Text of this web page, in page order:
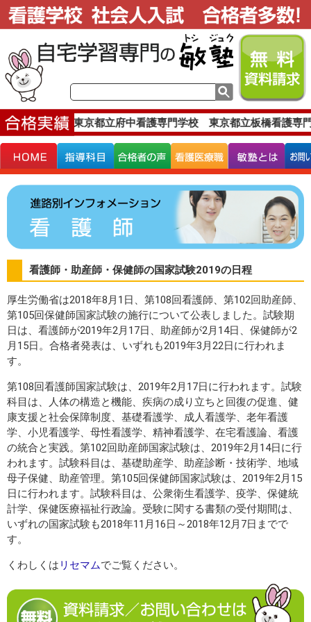
実績です。東京都立府中看護専門学校 東京都立板橋看護専
看護師・助産師・保健師の国家試験2019の日程
厚生労働省は2018年8月1日、第108回看護師、第102回助産師、
第105回保健師国家試験の施行について公表しました。試験期
日は、看護師が2019年2月17日、助産師が2月14日、保健師が2
月15日。合格者発表は、いずれも2019年3月22日に行われま
す。
第108回看護師国家試験は、2019年2月17日に行われます。試験
科目は、人体の構造と機能、疾病の成り立ちと回復の促進、健
康支援と社会保障制度、基礎看護学、成人看護学、老年看護
学、小児看護学、母性看護学、精神看護学、在宅看護論、看護
の統合と実践。第102回助産師国家試験は、2019年2月14日に行
われます。試験科目は、基礎助産学、助産診断・技術学、地域
母子保健、助産管理。第105回保健師国家試験は、2019年2月15
日に行われます。試験科目は、公衆衛生看護学、疫学、保健統
計学、保健医療福祉行政論。受験に関する書類の受付期間は、
いずれの国家試験も2018年11月16日～2018年12月7日までで
す。
くわしくは リセマムでご覧ください。